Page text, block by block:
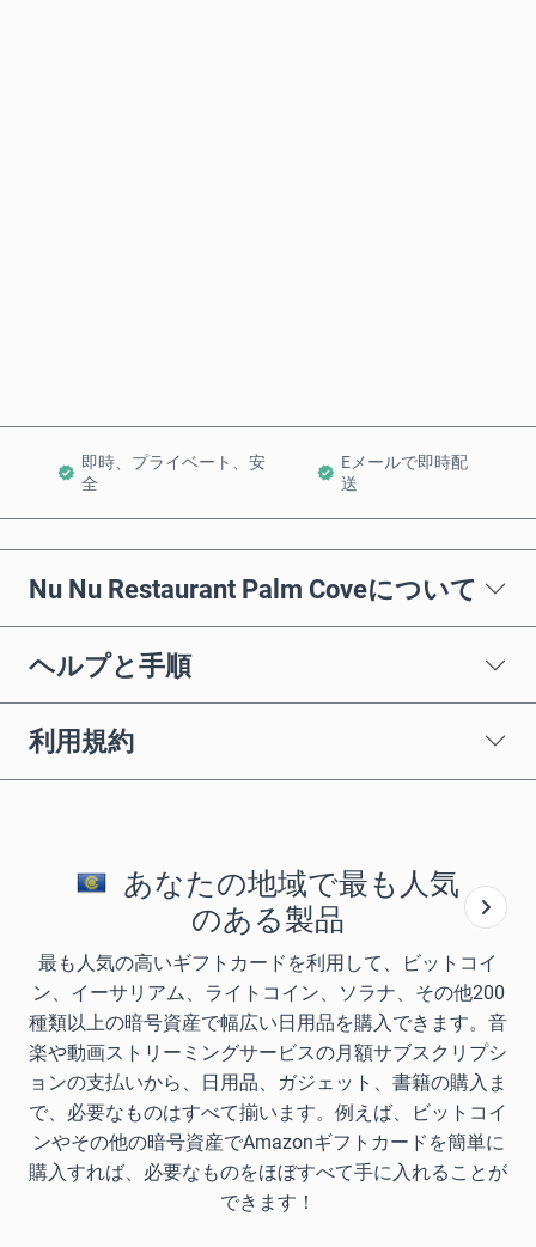
即時、プライベート、安
全
Eメールで即時配
送
Nu Nu Restaurant Palm Coveについて
ヘルプと手順
利用規約
あなたの地域で最も人気
のある製品
最も人気の高いギフトカードを利用して、ビットコイ
ン、イーサリアム、ライトコイン、ソラナ、その他200
種類以上の暗号資産で幅広い日用品を購入できます。音
楽や動画ストリーミングサービスの月額サブスクリプシ
ョンの支払いから、日用品、ガジェット、書籍の購入ま
で、必要なものはすべて揃います。例えば、ビットコイ
ンやその他の暗号資産でAmazonギフトカードを簡単に
購入すれば、必要なものをほぼすべて手に入れることが
できます！